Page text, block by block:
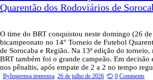
Quarentão dos Rodoviários de
O time do BRT conquistou neste domingo (26
bicampeonato no 14° Torneio de Futebol
de Sorocaba e Região. Na 13ª edição do torneio,
BRT também foi o grande campeão. Em decisão
nos pênaltis, após empate de 2 a 2 no tempo
ByImprensa imprensa 26 de julho de 2026 0 Comments